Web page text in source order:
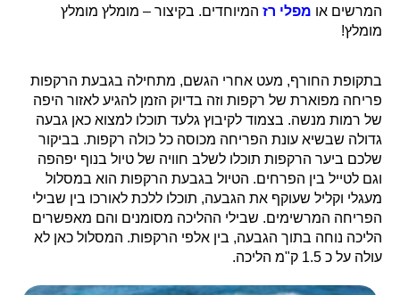
המרשים או מפלי רז המיוחדים. בקיצור – מומלץ מומלץ
מומלץ!
בתקופת החורף, מעט אחרי הגשם, מתחילה בגבעת הרקפות
פריחה מפוארת של רקפות וזה בדיוק הזמן להגיע לאזור היפה
של רמות מנשה. בצמוד לקיבוץ גלעד תוכלו למצוא כאן גבעה
גדולה שבשיא עונת הפריחה מכוסה כל כולה רקפות. בביקור
שלכם ביער הרקפות תוכלו לשלב חוויה של טיול בנוף יפהפה
וגם לטייל בין הפרחים. הטיול בגבעת הרקפות הוא במסלול
מעגלי וקליל שעוקף את הגבעה, תוכלו ללכת לאורכו בין שבילי
הפריחה המרשימים. שבילי ההליכה מסומנים והם מאפשרים
הליכה נוחה בתוך הגבעה, בין אלפי הרקפות. המסלול כאן לא
עולה על כ 1.5 ק"מ הליכה.